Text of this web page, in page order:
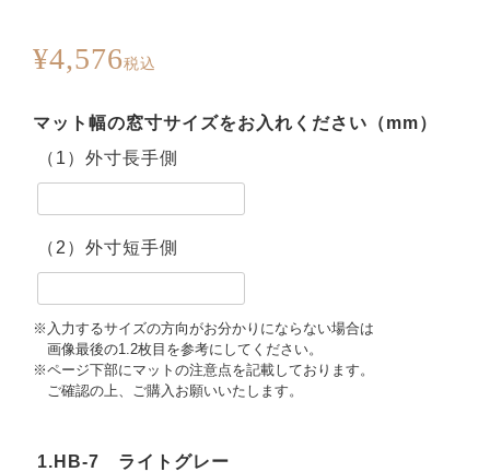
¥4,576税込
（1）外寸長手側
（2）外寸短手側
1.HB-7 ライトグレー